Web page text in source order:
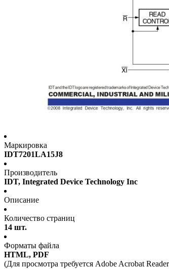
Маркировка
IDT7201LA15J8
Производитель
IDT, Integrated Device Technology Inc
Описание
Количество страниц
14 шт.
Форматы файла
HTML, PDF
(Для просмотра требуется Adobe Acrobat